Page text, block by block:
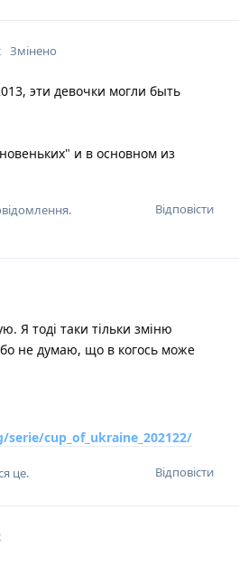
Змінено
эти девочки могли быть
и в основном из
Відповісти
Я тоді таки тільки зміню
бо не думаю, що в когось може
cup_of_ukraine_202122/
Відповісти
це.